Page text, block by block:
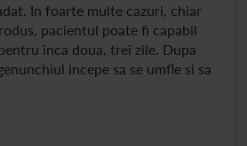
In foarte multe cazuri, chiar
pacientul poate fi capabil
inca doua, trei zile. Dupa
incepe sa se umfle si sa